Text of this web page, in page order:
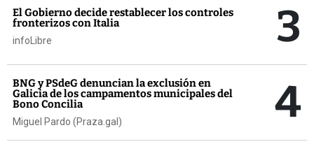
El Gobierno decide restablecer los controles
fronterizos con Italia
infoLibre 3
BNG y PSdeG denuncian la exclusión en
Galicia de los campamentos municipales del
Bono Concilia
Miguel Pardo (Praza.gal) 4